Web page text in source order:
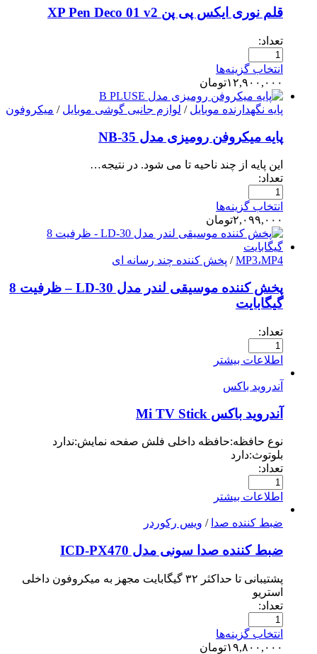
قلم نوری ایکس پی پن XP Pen Deco 01 v2
تعداد:
انتخاب گزینه‌ها
۱۲,۹۰۰,۰۰۰تومان
پایه نگهدارنده موبایل / لوازم جانبی گوشی موبایل / میکروفون
پایه میکروفن رومیزی مدل NB-35
این پایه از چند ناحیه تا می شود. در نتیجه…
تعداد:
انتخاب گزینه‌ها
۲,۰۹۹,۰۰۰تومان
MP3،MP4/ پخش کننده چند رسانه ای
پخش کننده موسیقی لندر مدل LD-30 – ظرفیت 8
گیگابایت
تعداد:
اطلاعات بیشتر
آندروید باکس
آندروید باکس Mi TV Stick
نوع حافظه:حافظه داخلی فلش صفحه نمایش:ندارد
بلوتوث:دارد
تعداد:
اطلاعات بیشتر
ضبط کننده صدا / ویس رکوردر
ضبط کننده صدا سونی مدل ICD-PX470
پشتیبانی تا حداکثر ۳۲ گیگابایت مجهز به میکروفون داخلی
استریو
تعداد:
انتخاب گزینه‌ها
۱۹,۸۰۰,۰۰۰تومان